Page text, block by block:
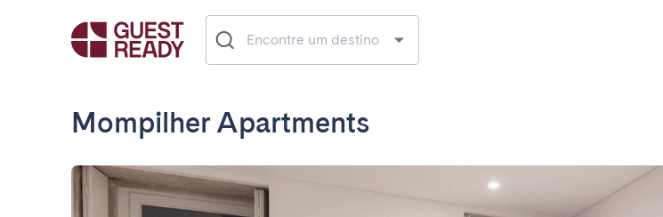
Mompilher Apartments